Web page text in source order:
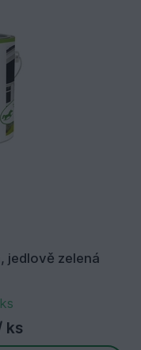
jedlově zelená
ks